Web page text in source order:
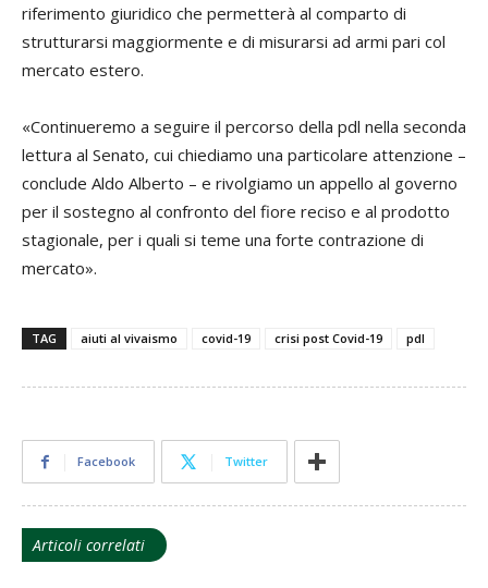
riferimento giuridico che permetterà al comparto di
strutturarsi maggiormente e di misurarsi ad armi pari col
mercato estero.
«Continueremo a seguire il percorso della pdl nella seconda
lettura al Senato, cui chiediamo una particolare attenzione –
conclude Aldo Alberto – e rivolgiamo un appello al governo
per il sostegno al confronto del fiore reciso e al prodotto
stagionale, per i quali si teme una forte contrazione di
mercato».
TAG aiuti al vivaismo covid-19 crisi post Covid-19 pdl
Facebook Twitter
Articoli correlati